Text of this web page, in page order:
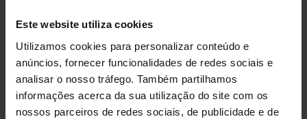
Este website utiliza cookies
Utilizamos cookies para personalizar conteúdo e
anúncios, fornecer funcionalidades de redes sociais e
analisar o nosso tráfego. Também partilhamos
informações acerca da sua utilização do site com os
nossos parceiros de redes sociais, de publicidade e de